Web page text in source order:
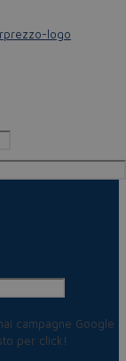
campagne Google
per click!